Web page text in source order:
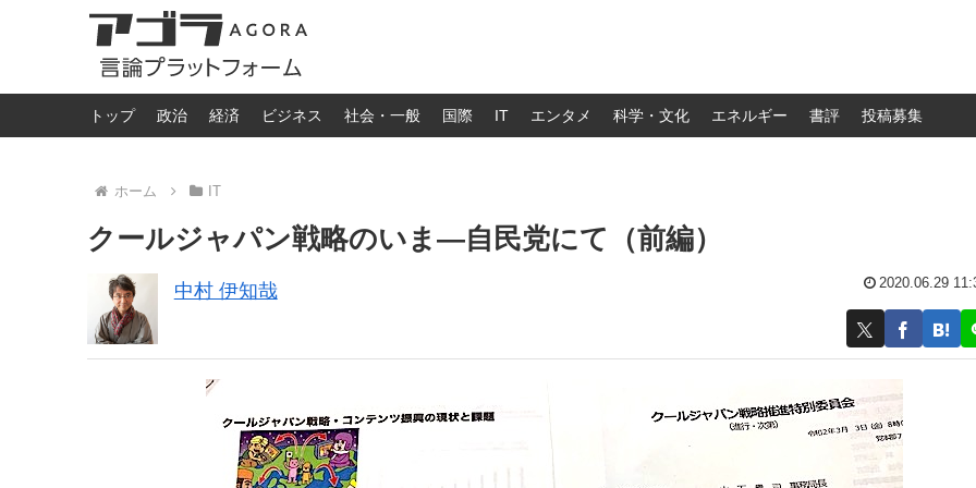
トップ 政治 経済 ビジネス 社会・一般 国際 IT エンタメ 科学・文化 エネルギー 書評 投稿募集
ホーム IT
クールジャパン戦略のいま―自民党にて（前編）
中村 伊知哉 2020.06.29